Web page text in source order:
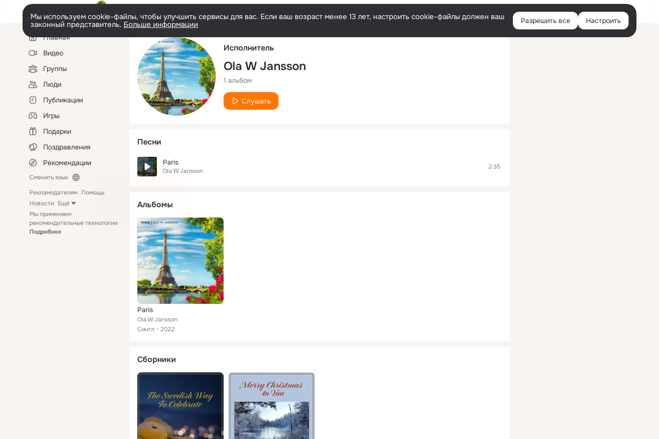
Русский Войти
Мы используем cookie-файлы, чтобы улучшить сервисы для вас. Если ваш возраст менее 13 лет, настроить cookie-файлы должен ваш
законный представитель. Больше информации Разрешить все Настроить
Левая
колонкаГлавная
Видео
Группы
Люди
Публикации
Игры
Подарки
Поздравления
Рекомендации
Сменить язык
Рекламодателям Помощь
Новости Ещё
Мы применяем
рекомендательные технологии
Подробнее
Исполнитель
Ola W Jansson
1 альбом
Слушать
Песни
Paris
Ola W Jansson
2:35
Альбомы
Paris
Ola W Jansson
Сингл
2022
Сборники